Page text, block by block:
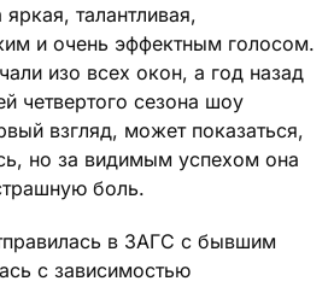
талантливая,
и очень эффектным голосом.
изо всех окон, а год назад
четвертого сезона шоу
взгляд, может показаться,
но за видимым успехом она
боль.
в ЗАГС с бывшим
с зависимостью